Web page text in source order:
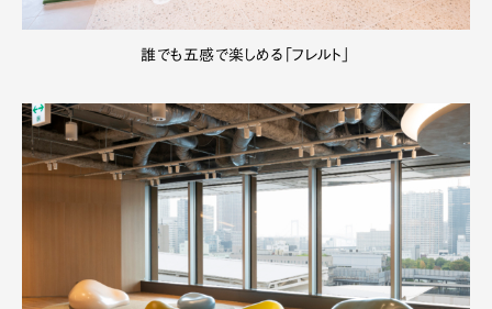
誰でも五感で楽しめる「フレルト」